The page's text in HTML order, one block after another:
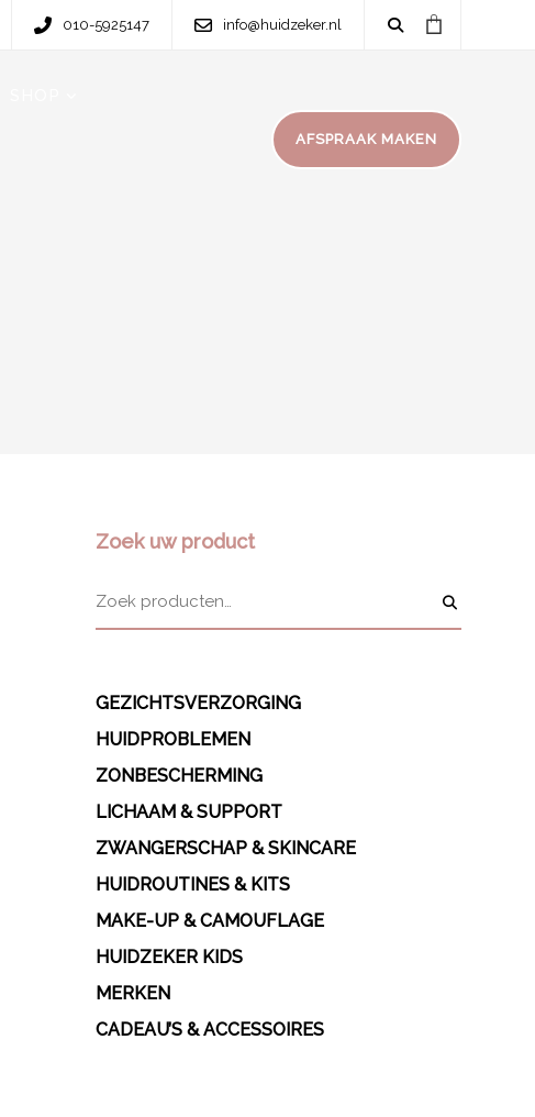
010-5925147 info@huidzeker.nl
AFSPRAAK MAKEN
Zoek uw product
GEZICHTSVERZORGING
HUIDPROBLEMEN
ZONBESCHERMING
LICHAAM & SUPPORT
ZWANGERSCHAP & SKINCARE
HUIDROUTINES & KITS
MAKE-UP & CAMOUFLAGE
HUIDZEKER KIDS
MERKEN
CADEAU’S & ACCESSOIRES